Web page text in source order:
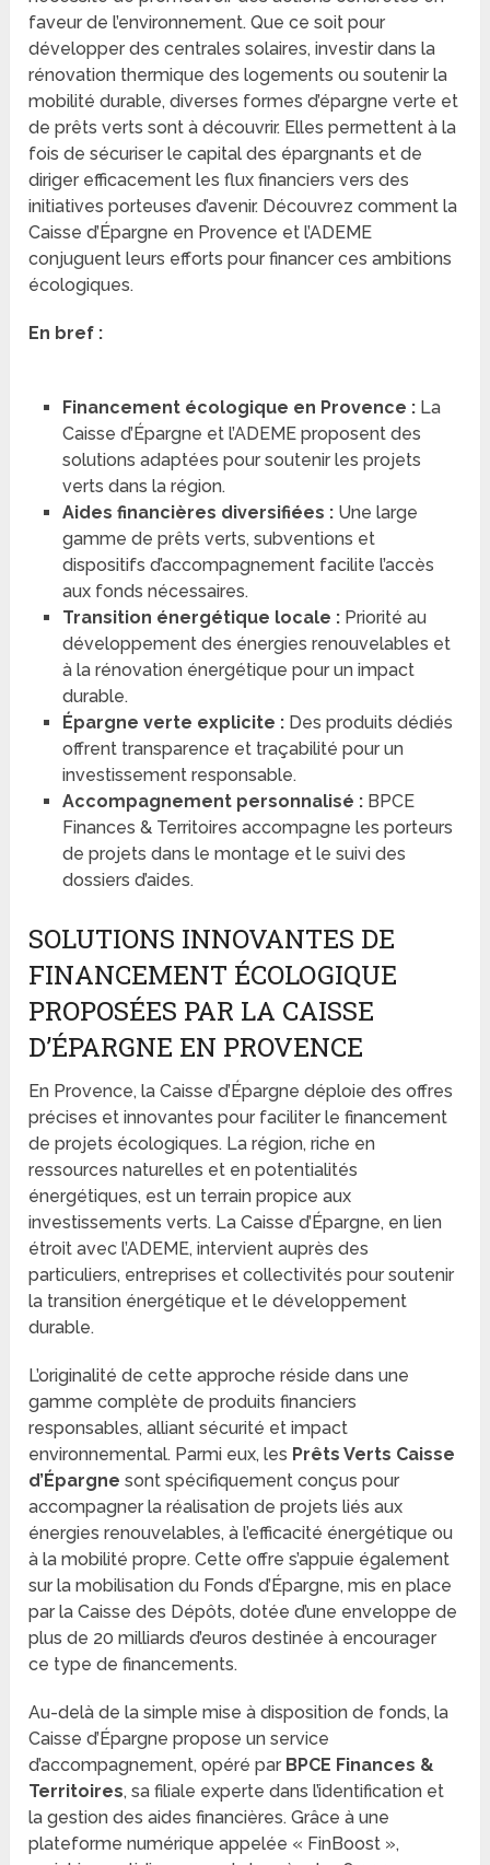
faveur de l’environnement. Que ce soit pour
développer des centrales solaires, investir dans la
rénovation thermique des logements ou soutenir la
mobilité durable, diverses formes d’épargne verte et
de prêts verts sont à découvrir. Elles permettent à la
fois de sécuriser le capital des épargnants et de
diriger efficacement les flux financiers vers des
initiatives porteuses d’avenir. Découvrez comment la
Caisse d’Épargne en Provence et l’ADEME
conjuguent leurs efforts pour financer ces ambitions
écologiques.
En bref :
Financement écologique en Provence :La
Caisse d’Épargne et l’ADEME proposent des
solutions adaptées pour soutenir les projets
verts dans la région.
Aides financières diversifiées :Une large
gamme de prêts verts, subventions et
dispositifs d’accompagnement facilite l’accès
aux fonds nécessaires.
Transition énergétique locale :Priorité au
développement des énergies renouvelables et
à la rénovation énergétique pour un impact
durable.
Épargne verte explicite :Des produits dédiés
offrent transparence et traçabilité pour un
investissement responsable.
Accompagnement personnalisé :BPCE
Finances & Territoires accompagne les porteurs
de projets dans le montage et le suivi des
dossiers d’aides.
SOLUTIONS INNOVANTES DE
FINANCEMENT ÉCOLOGIQUE
PROPOSÉES PAR LA CAISSE
D’ÉPARGNE EN PROVENCE
En Provence, la Caisse d’Épargne déploie des offres
précises et innovantes pour faciliter le financement
de projets écologiques. La région, riche en
ressources naturelles et en potentialités
énergétiques, est un terrain propice aux
investissements verts. La Caisse d’Épargne, en lien
étroit avec l’ADEME, intervient auprès des
particuliers, entreprises et collectivités pour soutenir
la transition énergétique et le développement
durable.
L’originalité de cette approche réside dans une
gamme complète de produits financiers
responsables, alliant sécurité et impact
environnemental. Parmi eux, les Prêts Verts Caisse
d’Épargne sont spécifiquement conçus pour
accompagner la réalisation de projets liés aux
énergies renouvelables, à l’efficacité énergétique ou
à la mobilité propre. Cette offre s’appuie également
sur la mobilisation du Fonds d’Épargne, mis en place
par la Caisse des Dépôts, dotée d’une enveloppe de
plus de 20 milliards d’euros destinée à encourager
ce type de financements.
Au-delà de la simple mise à disposition de fonds, la
Caisse d’Épargne propose un service
d’accompagnement, opéré par BPCE Finances &
Territoires, sa filiale experte dans l’identification et
la gestion des aides financières. Grâce à une
plateforme numérique appelée « FinBoost »,